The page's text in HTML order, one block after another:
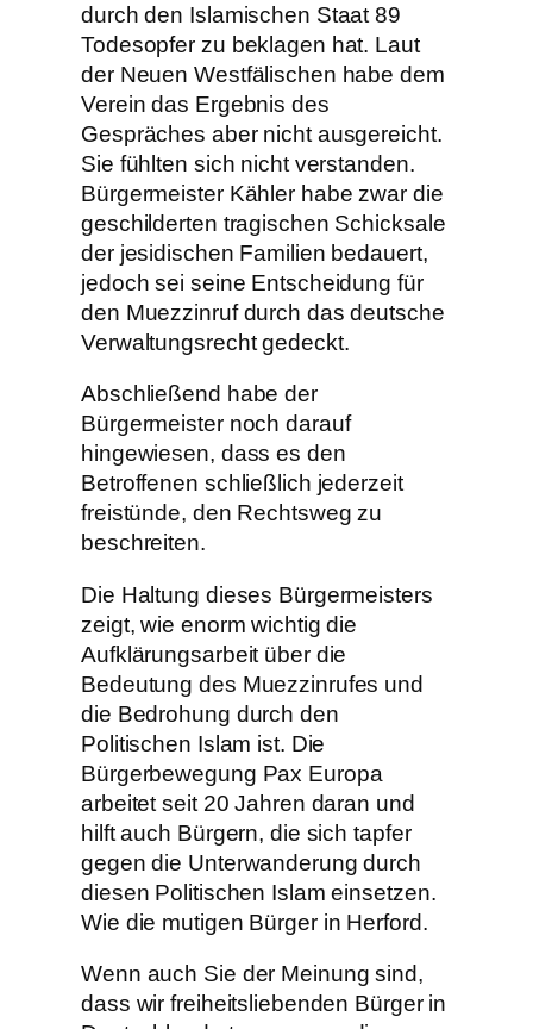
durch den Islamischen Staat 89
Todesopfer zu beklagen hat. Laut
der Neuen Westfälischen habe dem
Verein das Ergebnis des
Gespräches aber nicht ausgereicht.
Sie fühlten sich nicht verstanden.
Bürgermeister Kähler habe zwar die
geschilderten tragischen Schicksale
der jesidischen Familien bedauert,
jedoch sei seine Entscheidung für
den Muezzinruf durch das deutsche
Verwaltungsrecht gedeckt.
Abschließend habe der
Bürgermeister noch darauf
hingewiesen, dass es den
Betroffenen schließlich jederzeit
freistünde, den Rechtsweg zu
beschreiten.
Die Haltung dieses Bürgermeisters
zeigt, wie enorm wichtig die
Aufklärungsarbeit über die
Bedeutung des Muezzinrufes und
die Bedrohung durch den
Politischen Islam ist. Die
Bürgerbewegung Pax Europa
arbeitet seit 20 Jahren daran und
hilft auch Bürgern, die sich tapfer
gegen die Unterwanderung durch
diesen Politischen Islam einsetzen.
Wie die mutigen Bürger in Herford.
Wenn auch Sie der Meinung sind,
dass wir freiheitsliebenden Bürger in